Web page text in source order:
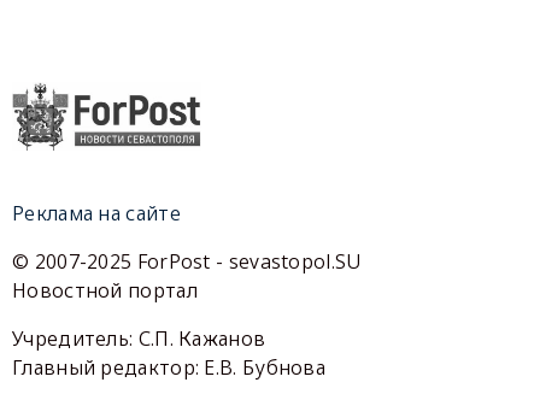
Реклама на сайте
© 2007-2025 ForPost - sevastopol.SU
Новостной портал
Учредитель: С.П. Кажанов
Главный редактор: Е.В. Бубнова